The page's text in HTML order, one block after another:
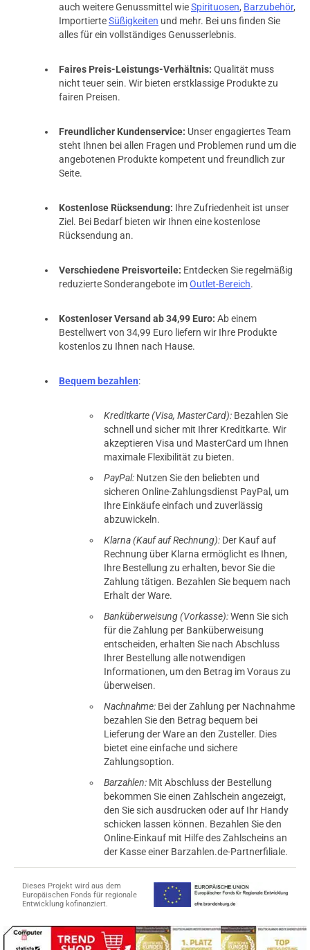
auch weitere Genussmittel wieSpirituosen, Barzubehör,
ImportierteSüßigkeiten und mehr. Bei uns finden Sie
alles für ein vollständiges Genusserlebnis.
Faires Preis-Leistungs-Verhältnis: Qualität muss
nicht teuer sein. Wir bieten erstklassige Produkte zu
fairen Preisen.
Freundlicher Kundenservice: Unser engagiertes Team
steht Ihnen bei allen Fragen und Problemen rund um die
angebotenen Produkte kompetent und freundlich zur
Seite.
Kostenlose Rücksendung: Ihre Zufriedenheit ist unser
Ziel. Bei Bedarf bieten wir Ihnen eine kostenlose
Rücksendung an.
Verschiedene Preisvorteile: Entdecken Sie regelmäßig
reduzierte Sonderangebote imOutlet-Bereich.
Kostenloser Versand ab 34,99 Euro: Ab einem
Bestellwert von 34,99 Euro liefern wir Ihre Produkte
kostenlos zu Ihnen nach Hause.
Bequem bezahlen:
Kreditkarte (Visa, MasterCard): Bezahlen Sie
schnell und sicher mit Ihrer Kreditkarte. Wir
akzeptieren Visa und MasterCard um Ihnen
maximale Flexibilität zu bieten.
PayPal: Nutzen Sie den beliebten und
sicheren Online-Zahlungsdienst PayPal, um
Ihre Einkäufe einfach und zuverlässig
abzuwickeln.
Klarna (Kauf auf Rechnung): Der Kauf auf
Rechnung über Klarna ermöglicht es Ihnen,
Ihre Bestellung zu erhalten, bevor Sie die
Zahlung tätigen. Bezahlen Sie bequem nach
Erhalt der Ware.
Banküberweisung (Vorkasse):Wenn Sie sich
für die Zahlung per Banküberweisung
entscheiden, erhalten Sie nach Abschluss
Ihrer Bestellung alle notwendigen
Informationen, um den Betrag im Voraus zu
überweisen.
Nachnahme: Bei der Zahlung per Nachnahme
bezahlen Sie den Betrag bequem bei
Lieferung der Ware an den Zusteller. Dies
bietet eine einfache und sichere
Zahlungsoption.
Barzahlen: Mit Abschluss der Bestellung
bekommen Sie einen Zahlschein angezeigt,
den Sie sich ausdrucken oder auf Ihr Handy
schicken lassen können. Bezahlen Sie den
Online-Einkauf mit Hilfe des Zahlscheins an
der Kasse einer Barzahlen.de-Partnerfiliale.
Dieses Projekt wird aus dem
Europäischen Fonds für regionale
Entwicklung kofinanziert.